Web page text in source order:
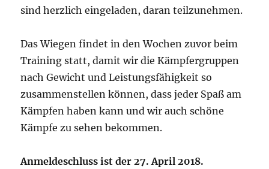
sind herzlich eingeladen, daran teilzunehmen.
Das Wiegen findet in den Wochen zuvor beim
Training statt, damit wir die Kämpfergruppen
nach Gewicht und Leistungsfähigkeit so
zusammenstellen können, dass jeder Spaß am
Kämpfen haben kann und wir auch schöne
Kämpfe zu sehen bekommen.
Anmeldeschluss ist der 27. April 2018.